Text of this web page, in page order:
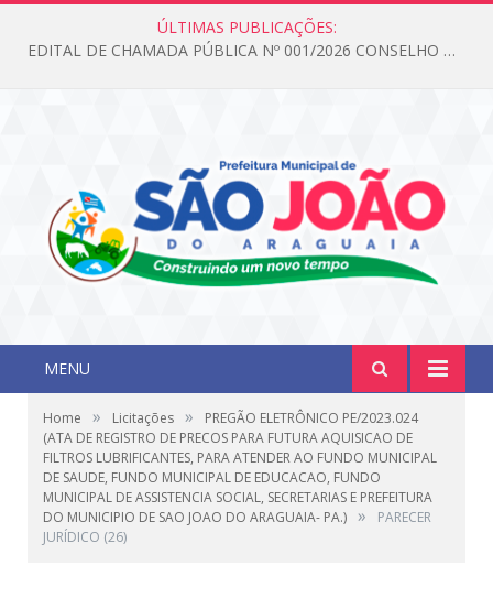
ÚLTIMAS PUBLICAÇÕES:
EDITAL DE CHAMADA PÚBLICA Nº 001/2026 CONSELHO DOS DIREITOS DA CRIANÇA E DO ADOLESCENTE
MENU
Home » Licitações »
PREGÃO ELETRÔNICO PE/2023.024
(ATA DE REGISTRO DE PRECOS PARA FUTURA AQUISICAO DE
FILTROS LUBRIFICANTES, PARA ATENDER AO FUNDO MUNICIPAL
DE SAUDE, FUNDO MUNICIPAL DE EDUCACAO, FUNDO
MUNICIPAL DE ASSISTENCIA SOCIAL, SECRETARIAS E PREFEITURA
DO MUNICIPIO DE SAO JOAO DO ARAGUAIA- PA.) »
PARECER
JURÍDICO (26)